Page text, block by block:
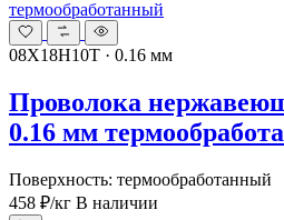
08Х18Н10Т · 0.16 мм
Проволока
0.16 мм
Поверхность: термообработанный
458 ₽/кг В наличии